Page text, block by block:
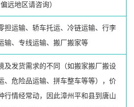
偏远地区请咨询）
担运输、轿车托运、冷链运输、行李
输、专线运输、搬厂搬家等
及发货需求的不同（如搬家搬厂搬设
、危险品运输、拼车整车等等），价
行情经常动，因此漳州平和县到唐山